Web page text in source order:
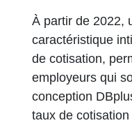
À partir de 2022,
caractéristique
de cotisation,
employeurs qui
conception
taux de